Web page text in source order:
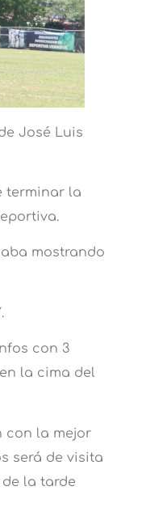
José Luis
terminar la
mostrando
con 3
la cima del
con la mejor
será de visita
la tarde